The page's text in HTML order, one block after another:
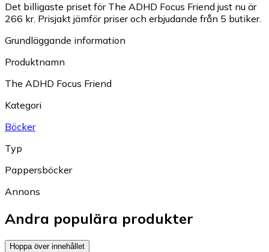
Det billigaste priset för The ADHD Focus Friend just nu är
266 kr. Prisjakt jämför priser och erbjudande från 5 butiker.
Grundläggande information
Produktnamn
The ADHD Focus Friend
Kategori
Böcker
Typ
Pappersböcker
Annons
Andra populära produkter
Hoppa över innehållet